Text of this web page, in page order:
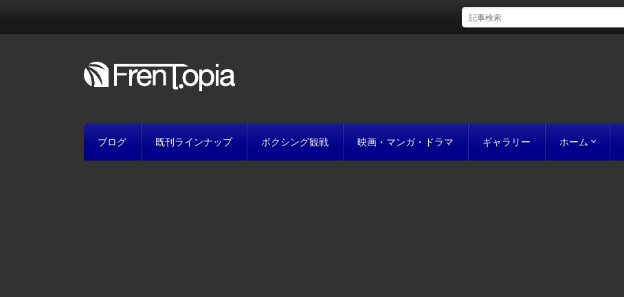
ブログ 既刊ラインナップ ボクシング観戦 映画・マンガ・ドラマ ギャラリー ホーム